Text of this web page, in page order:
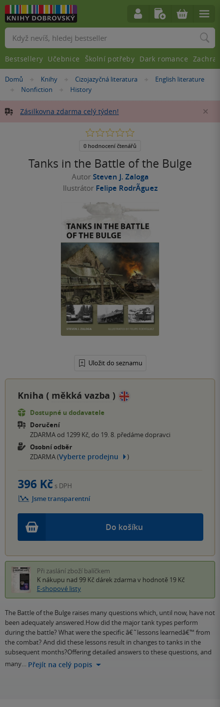
Nacházíte
Domů »Knihy »Cizojazyčná literatura »
English literature
»
Nonfiction »History
Zásilkovna zdarma celý týden!
Tanks in the Battle of the Bulge
Autor Steven J. Zaloga
Ilustrátor Felipe RodrÃ­guez
Uložit do seznamu
0.0
5
0 hodnocení čtenářů
Kniha ( měkká vazba )
Dostupné u dodavatele
Doručení
ZDARMA od 1299 Kč, do 19. 8. předáme dopravci
Osobní odběr
ZDARMA (Vyberte prodejnu )
Do košíku
396 Kč s DPH
Jsme transparentní
Při zaslání zboží balíčkem
K nákupu nad 99 Kč dárek zdarma v hodnotě 19 Kč
E-shopové listy
The Battle of the Bulge raises many questions which, until now, have not
been adequately answered.How did the major tank types perform
during the battle? What were the specific â€˜lessons learnedâ€™ from
the combat? And did these lessons result in changes to tanks in the
subsequent months?Offering detailed answers to these questions, and
many… Přejít na celý popis
Vyhledávání
Bestsellery Učebnice Školní potřeby Dark romance